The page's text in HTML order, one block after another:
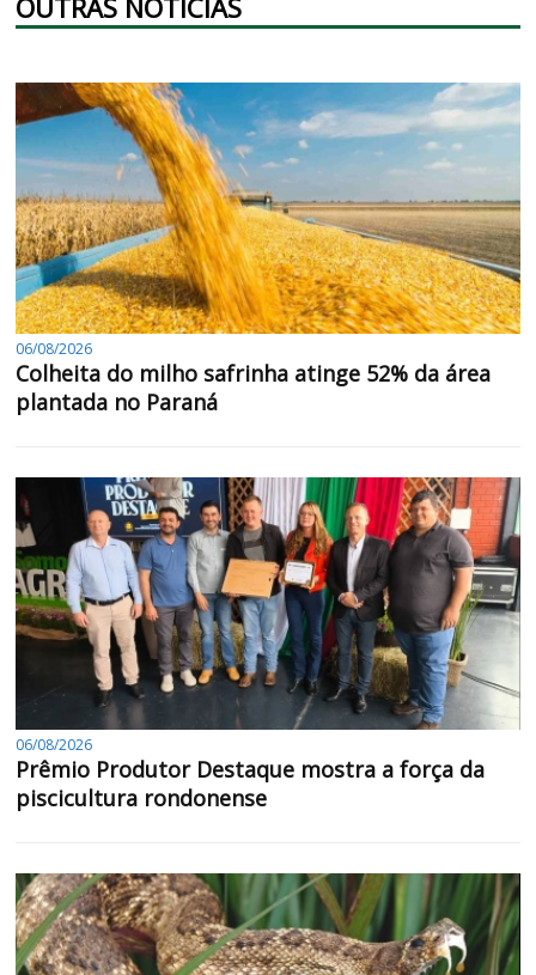
06/08/2026
Colheita do milho safrinha atinge 52% da área
plantada no Paraná
06/08/2026
Prêmio Produtor Destaque mostra a força da
piscicultura rondonense